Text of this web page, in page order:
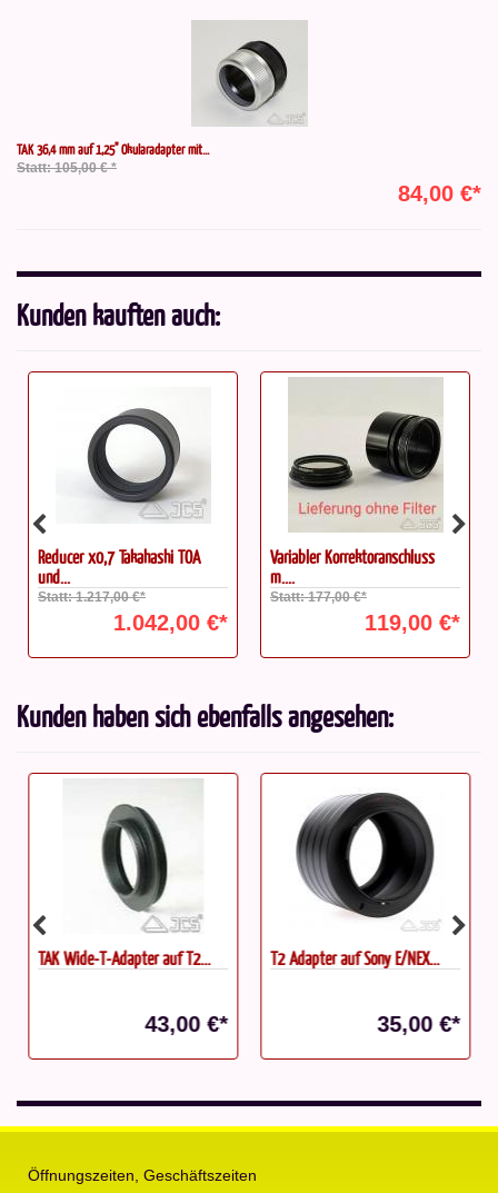
TAK 36,4 mm auf 1,25" Okularadapter mit...
Statt: 105,00 € *
84,00 €*
Kunden kauften auch:
Reducer x0,7 Takahashi TOA
und...
Statt: 1.217,00 €*
1.042,00 €*
Variabler Korrektoranschluss
m....
Statt: 177,00 €*
119,00 €*
Kunden haben sich ebenfalls angesehen:
TAK Wide-T-Adapter auf T2...
43,00 €*
T2 Adapter auf Sony E/NEX...
35,00 €*
Öffnungszeiten, Geschäftszeiten